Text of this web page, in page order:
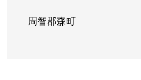
周智郡森町